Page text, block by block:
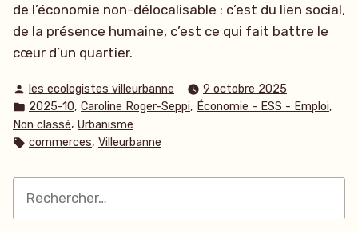
de l’économie non-délocalisable : c’est du lien social,
de la présence humaine, c’est ce qui fait battre le
cœur d’un quartier.
Publié
par
les ecologistes villeurbanne
9 octobre 2025
Publié
dans
2025-10, Caroline Roger-Seppi, Économie - ESS - Emploi,
Non classé, Urbanisme
Étiquettes :
commerces, Villeurbanne